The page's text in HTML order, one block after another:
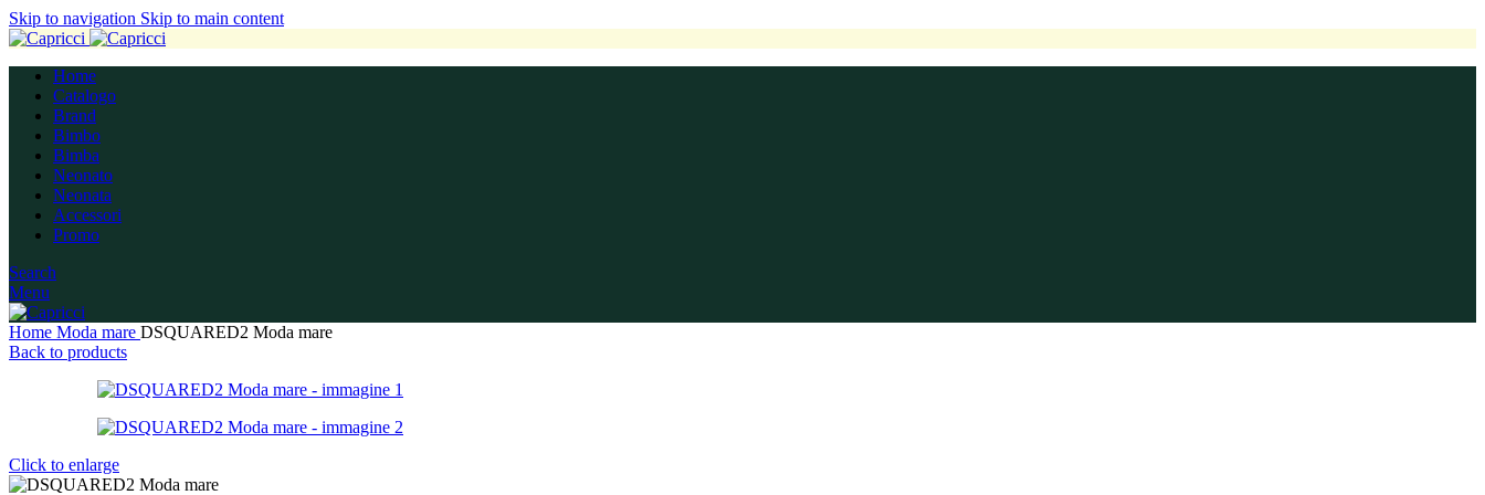
Skip to navigation Skip to main content
Home
Catalogo
Brand
Bimbo
Bimba
Neonato
Neonata
Accessori
Promo
Search
Menu
Home Moda mare DSQUARED2 Moda mare
Back to products
Click to enlarge